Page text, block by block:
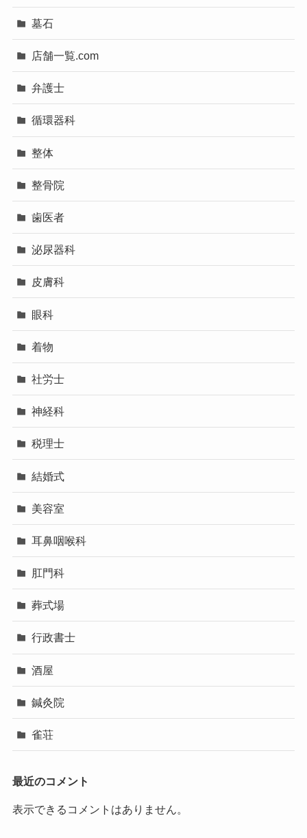
墓石
店舗一覧.com
弁護士
循環器科
整体
整骨院
歯医者
泌尿器科
皮膚科
眼科
着物
社労士
神経科
税理士
結婚式
美容室
耳鼻咽喉科
肛門科
葬式場
行政書士
酒屋
鍼灸院
雀荘
最近のコメント
表示できるコメントはありません。